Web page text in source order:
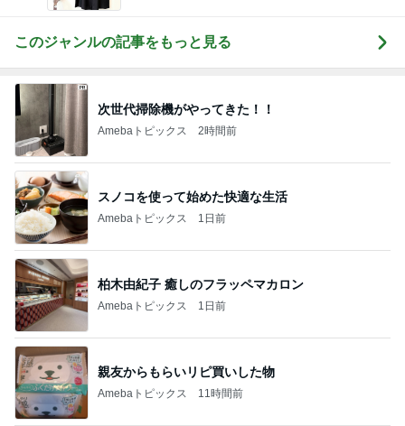
このジャンルの記事をもっと見る
次世代掃除機がやってきた！！
Amebaトピックス 2時間前
スノコを使って始めた快適な生活
Amebaトピックス 1日前
柏木由紀子 癒しのフラッペマカロン
Amebaトピックス 1日前
親友からもらいリピ買いした物
Amebaトピックス 11時間前